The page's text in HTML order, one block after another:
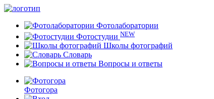
Фотолаборатории
Фотостудии NEW
Школы фотографий
Словарь
Вопросы и ответы
Фотогора